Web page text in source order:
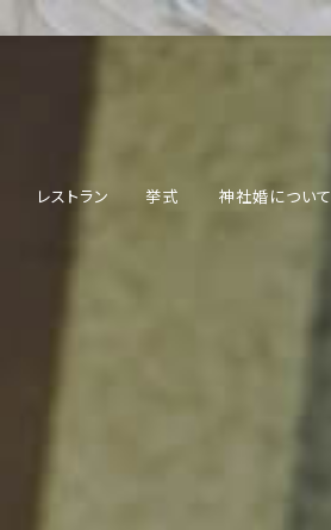
レストラン 挙式 神社婚について